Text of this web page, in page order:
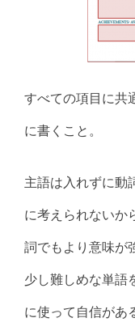
すべての項目に共
に書くこと。
主語は入れずに動
に考えられないか
詞でもより意味が
少し難しめな単語
に使って自信があ